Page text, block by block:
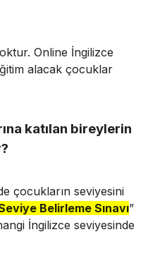
Online İngilizce
alacak çocuklar
katılan bireylerin
çocukların seviyesini
Belirleme Sınavı”
İngilizce seviyesinde